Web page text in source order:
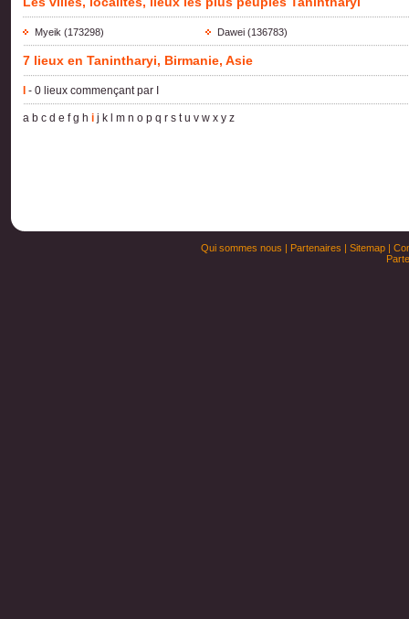
Myeik (173298) Dawei (136783)
7 lieux en Tanintharyi, Birmanie, Asie
- 0 lieux commençant par I
a b c d e fg h i j k m n o p q r s tu v w x y z
Qui sommes nous | Partenaires | Sitemap|